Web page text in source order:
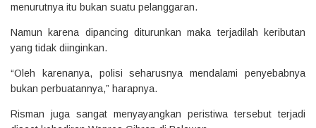
menurutnya itu bukan suatu pelanggaran.
Namun karena dipancing diturunkan maka terjadilah keributan
yang tidak diinginkan.
“Oleh karenanya, polisi seharusnya mendalami penyebabnya
bukan perbuatannya,” harapnya.
Risman juga sangat menyayangkan peristiwa tersebut terjadi